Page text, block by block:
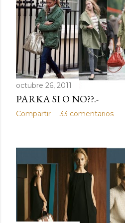
octubre 26, 2011
PARKA SI O NO??.-
Compartir 33 comentarios